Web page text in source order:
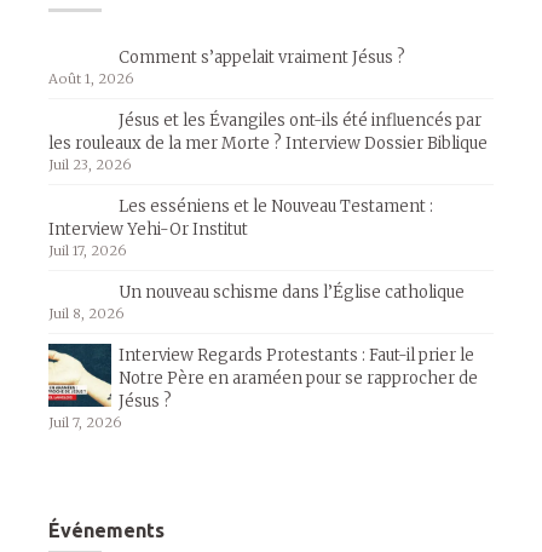
Comment s’appelait vraiment Jésus ?
Août 1, 2026
Jésus et les Évangiles ont-ils été influencés par
les rouleaux de la mer Morte ? Interview Dossier Biblique
Juil 23, 2026
Les esséniens et le Nouveau Testament :
Interview Yehi-Or Institut
Juil 17, 2026
Un nouveau schisme dans l’Église catholique
Juil 8, 2026
Interview Regards Protestants : Faut-il prier le
Notre Père en araméen pour se rapprocher de
Jésus ?
Juil 7, 2026
Événements